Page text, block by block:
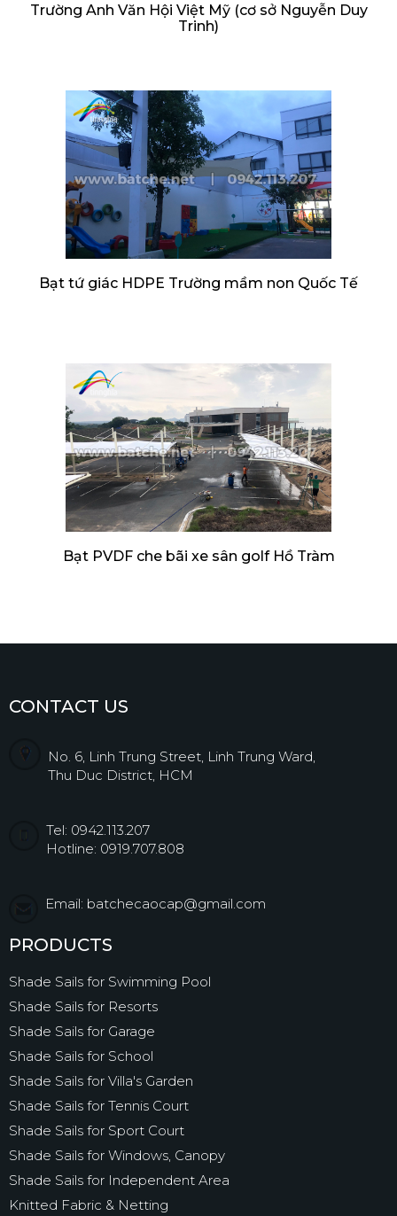
Trường Anh Văn Hội Việt Mỹ (cơ sở Nguyễn Duy
Trinh)
Bạt tứ giác HDPE Trường mầm non Quốc Tế
Bạt PVDF che bãi xe sân golf Hồ Tràm
CONTACT US
No. 6, Linh Trung Street, Linh Trung Ward,
Thu Duc District, HCM
Tel: 0942.113.207
Hotline: 0919.707.808
Email: batchecaocap@gmail.com
PRODUCTS
Shade Sails for Swimming Pool
Shade Sails for Resorts
Shade Sails for Garage
Shade Sails for School
Shade Sails for Villa's Garden
Shade Sails for Tennis Court
Shade Sails for Sport Court
Shade Sails for Windows, Canopy
Shade Sails for Independent Area
Knitted Fabric & Netting